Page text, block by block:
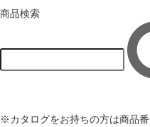
商品検索
※カタログをお持ちの方は商品